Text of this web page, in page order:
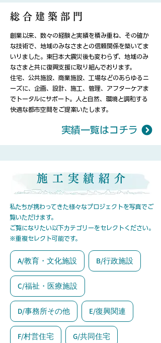
​総 合 建 築 部 門
創業以来、数々の経験と実績を積み重ね、その確か
な技術で、地域のみなさまとの信頼関係を築いてま
いりました。東日本大震災後も変わらず、地域のみ
なさまと共に復興支援に取り組んでおります。
住宅、公共施設、商業施設、工場などのあらゆるニ
ーズに、企画、設計、施工、管理、アフターケアま
でトータルにサポート。人と自然、環境と調和する
快適な都市空間をご提案いたします。
実績一覧はコチラ
施工実績紹介
​私たちが携わってきた様々なプロジェクトを写真でご
覧いただけます。
​ご覧になりたい以下カテゴリーをセレクトください。
※重複セレクト可能です。
A/教育・文化施設 B/行政施設
C/福祉・医療施設
D/事務所その他 E/復興関連
F/村営住宅 G/共同住宅